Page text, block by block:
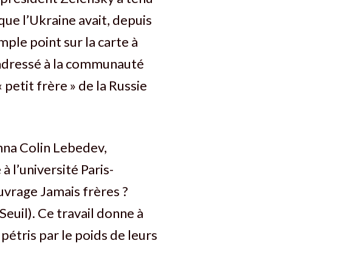
l’Ukraine avait, depuis
point sur la carte à
à la communauté
frère » de la Russie
Colin Lebedev,
l’université Paris-
Jamais frères ?
Ce travail donne à
par le poids de leurs